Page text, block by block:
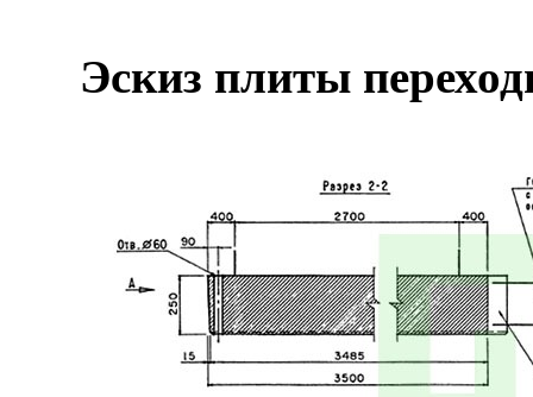
Эскиз плиты